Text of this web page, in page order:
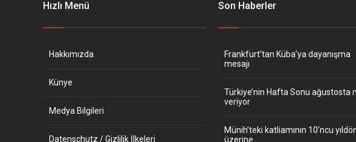
Hızlı Menü
Hakkımızda
Künye
Medya Bilgileri
Datenschutz / Gizlilik İlkeleri
Son Haberler
Frankfurt’tan Küba’ya dayanışma
mesajı
Türkiye’nin Hafta Sonu ağustosta
veriyor
Münih’teki katliamının 10’ncu
üzerine